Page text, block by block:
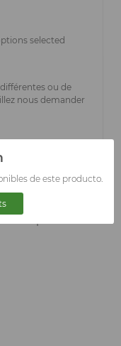
selected
ou de
nous demander
de este producto.